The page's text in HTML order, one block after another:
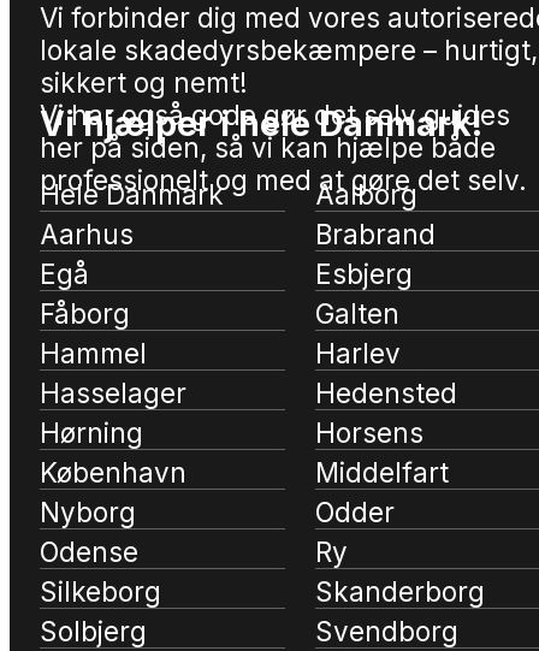
Vi forbinder dig med vores
lokale skadedyrsbekæmpere – hurtigt,
sikkert og nemt!
Vi har også gode gør det selv guides
her på siden, så vi kan hjælpe både
professionelt og med at gøre det selv.
Vi hjælper i hele Danmark!
Hele Danmark
Aalborg
Aarhus
Brabrand
Egå
Esbjerg
Fåborg
Galten
Hammel
Harlev
Hasselager
Hedensted
Hørning
Horsens
København
Middelfart
Nyborg
Odder
Odense
Ry
Silkeborg
Skanderborg
Solbjerg
Svendborg